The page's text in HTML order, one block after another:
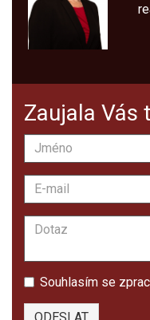
Zaujala Vás
Souhlasím se